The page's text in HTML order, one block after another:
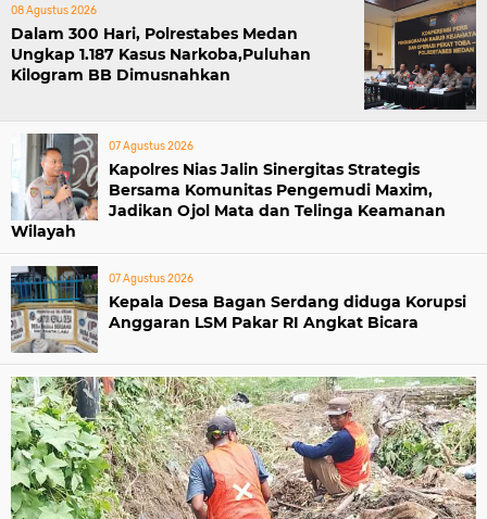
08 Agustus 2026
Dalam 300 Hari, Polrestabes Medan
Ungkap 1.187 Kasus Narkoba,Puluhan
Kilogram BB Dimusnahkan
07 Agustus 2026
Kapolres Nias Jalin Sinergitas Strategis
Bersama Komunitas Pengemudi Maxim,
Jadikan Ojol Mata dan Telinga Keamanan
Wilayah
07 Agustus 2026
Kepala Desa Bagan Serdang diduga Korupsi
Anggaran LSM Pakar RI Angkat Bicara